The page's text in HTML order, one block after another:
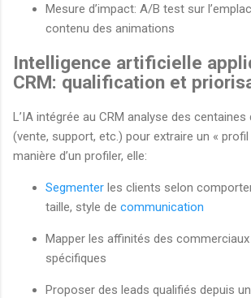
Mesure d’impact: A/B test sur
contenu des animations
Intelligence artificielle
CRM: qualification et
L’IA intégrée au CRM analyse des centaines
(vente, support, etc.) pour extraire un «
manière d’un profiler, elle:
Segmenter les clients selon
taille, style de communication
Mapper les affinités des
spécifiques
Proposer des leads qualifiés depuis